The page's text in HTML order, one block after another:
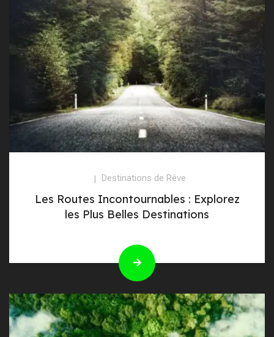
Destinations de Rêve
Les Routes Incontournables : Explorez
les Plus Belles Destinations